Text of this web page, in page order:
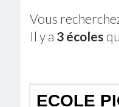
Vous
Il y a 3 écoles
ECOLE